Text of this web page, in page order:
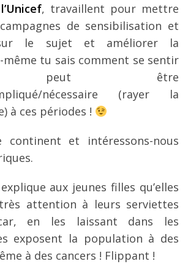
l’Unicef, travaillent pour mettre
de sensibilisation et
sur le sujet et améliorer la
tu sais comment se sentir
peut être
nécessaire (rayer la
à ces périodes !
continent et intéressons-nous
aux jeunes filles qu’elles
attention à leurs serviettes
en les laissant dans les
exposent la population à des
à des cancers ! Flippant !